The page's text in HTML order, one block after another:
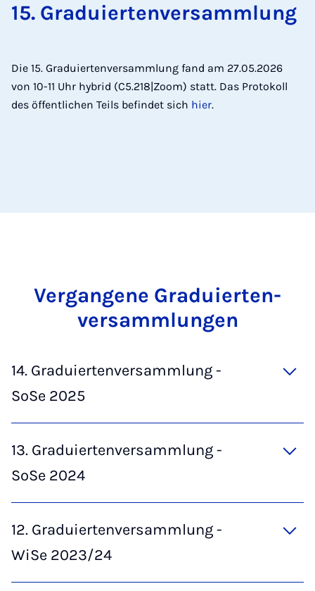
15. Gra­du­ier­ten­ver­samm­lung
Die 15. Graduiertenversammlung fand am 27.05.2026
von 10-11 Uhr hybrid (C5.218|Zoom) statt. Das Protokoll
des öffentlichen Teils befindet sich hier.
Ver­gan­ge­ne Gra­du­ier­ten­
ver­samm­lun­gen
14. Graduiertenversammlung -
SoSe 2025
13. Graduiertenversammlung -
SoSe 2024
12. Graduiertenversammlung -
WiSe 2023/24